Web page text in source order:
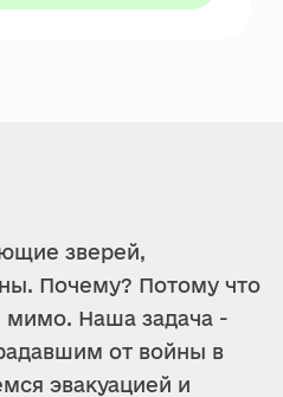
зверей,
Почему? Потому что
Наша задача -
от войны в
эвакуацией и